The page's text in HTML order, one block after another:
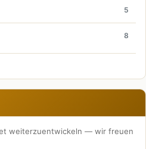
5
8
weiterzuentwickeln — wir freuen